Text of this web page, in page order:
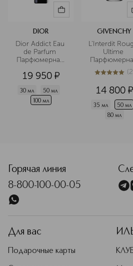
DIOR
Dior Addict Eau
de Parfum
Парфюмерная
19 950 ¤
30 мл
50 мл
100 мл
GIVENCHY
L'Interdit
Ultime
вода
5из 52 (2
14 800 ¤
35 мл
50 мл
80 мл
Горячая линия
8-800-100-00-05
Для вас
Подарочные карты